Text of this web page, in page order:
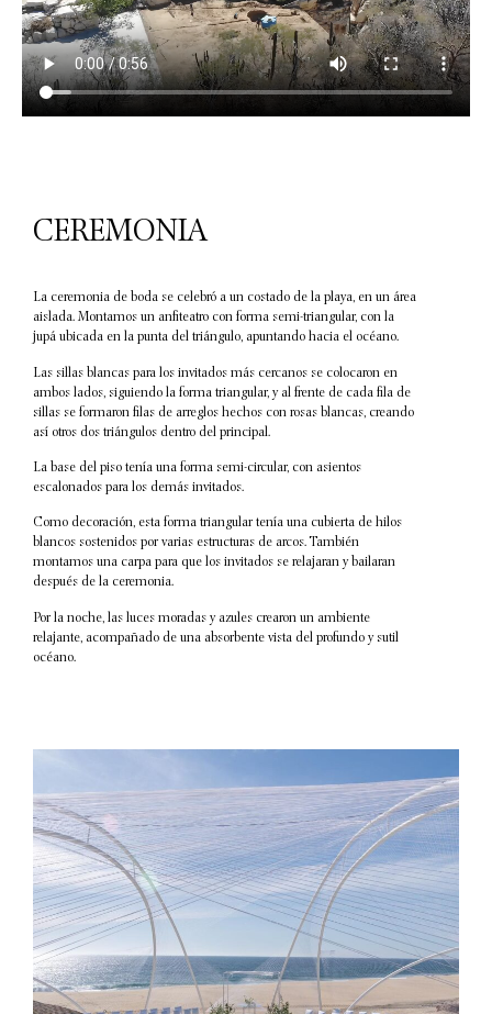
CEREMONIA
La ceremonia de boda se celebró a un costado de la playa, en un área
aislada. Montamos un anfiteatro con forma semi-triangular, con la
jupá ubicada en la punta del triángulo, apuntando hacia el océano.
Las sillas blancas para los invitados más cercanos se colocaron en
ambos lados, siguiendo la forma triangular, y al frente de cada fila de
sillas se formaron filas de arreglos hechos con rosas blancas, creando
así otros dos triángulos dentro del principal.
La base del piso tenía una forma semi-circular, con asientos
escalonados para los demás invitados.
Como decoración, esta forma triangular tenía una cubierta de hilos
blancos sostenidos por varias estructuras de arcos. También
montamos una carpa para que los invitados se relajaran y bailaran
después de la ceremonia.
Por la noche, las luces moradas y azules crearon un ambiente
relajante, acompañado de una absorbente vista del profundo y sutil
océano.